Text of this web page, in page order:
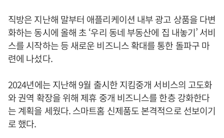
직방은 지난해 말부터 애플리케이션 내부 광고 상품을 다변
화하는 동시에 올해 초 ‘우리 동네 부동산에 집 내놓기’ 서비
스를 시작하는 등 새로운 비즈니스 확대를 통한 돌파구 마
련에 나섰다.
2024년에는 지난해 9월 출시한 지킴중개 서비스의 고도화
와 권역 확장을 위해 제휴 중개 비즈니스를 한층 강화한다
는 계획을 세웠다. 스마트홈 신제품도 본격적으로 선보이기
로 했다.